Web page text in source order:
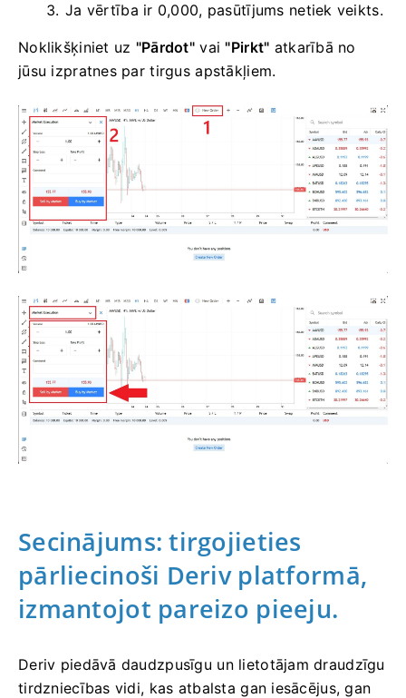
Ja vērtība ir 0,000, pasūtījums netiek veikts.
Noklikšķiniet uz "Pārdot" vai "Pirkt" atkarībā no
jūsu izpratnes par tirgus apstākļiem.
Secinājums: tirgojieties
pārliecinoši Deriv platformā,
izmantojot pareizo pieeju.
Deriv piedāvā daudzpusīgu un lietotājam draudzīgu
tirdzniecības vidi, kas atbalsta gan iesācējus, gan